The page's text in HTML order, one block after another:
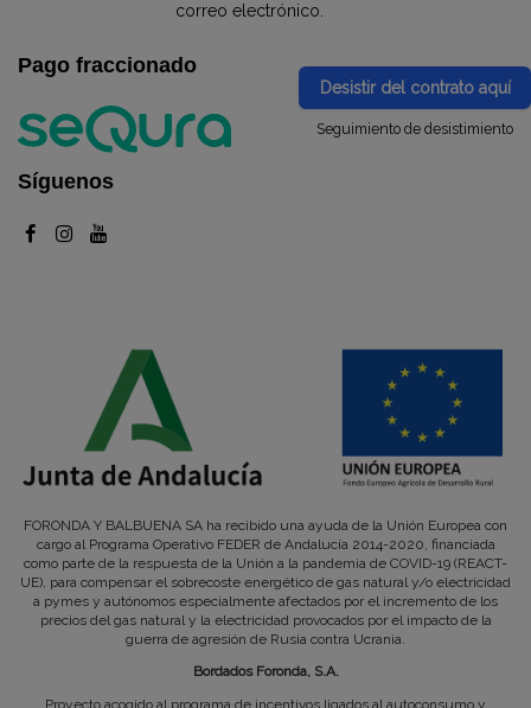
correo electrónico.
Pago fraccionado
Desistir del contrato aquí
Seguimiento de desistimiento
Síguenos
FORONDA Y BALBUENA SA ha recibido una ayuda de la Unión Europea con
cargo al Programa Operativo FEDER de Andalucía 2014-2020, financiada
como parte de la respuesta de la Unión a la pandemia de COVID-19 (REACT-
UE), para compensar el sobrecoste energético de gas natural y/o electricidad
a pymes y autónomos especialmente afectados por el incremento de los
precios del gas natural y la electricidad provocados por el impacto de la
guerra de agresión de Rusia contra Ucrania.
Bordados Foronda, S.A.
Proyecto acogido al programa de incentivos ligados al autoconsumo y